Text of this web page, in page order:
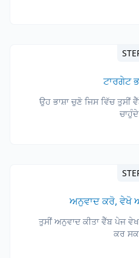
ਟਾਰਗੇਟ
ਉਹ ਭਾਸ਼ਾ ਚੁਣੋ ਜਿਸ ਵਿੱਚ ਤੁਸੀਂ
ਅਨੁਵਾਦ ਕਰੋ, ਵੇਖੋ
ਤੁਸੀਂ ਅਨੁਵਾਦ ਕੀਤਾ ਵੈੱਬ ਪੇਜ
ਕਰ